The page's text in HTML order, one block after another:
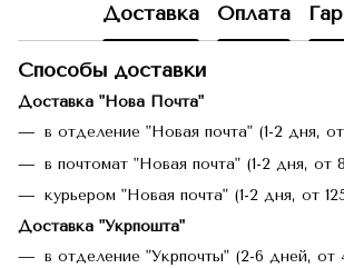
Доставка Оплата
Способы доставки
Доставка "Нова Почта"
в отделение "Новая почта" (1-2 дня, от
в почтомат "Новая почта" (1-2 дня, от
курьером "Новая почта" (1-2 дня, от
Доставка "Укрпошта"
в отделение "Укрпочты" (2-6 дней, от